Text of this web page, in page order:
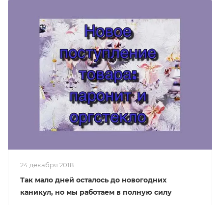
24 декабря 2018
Так мало дней осталось до новогодних
каникул, но мы работаем в полную силу